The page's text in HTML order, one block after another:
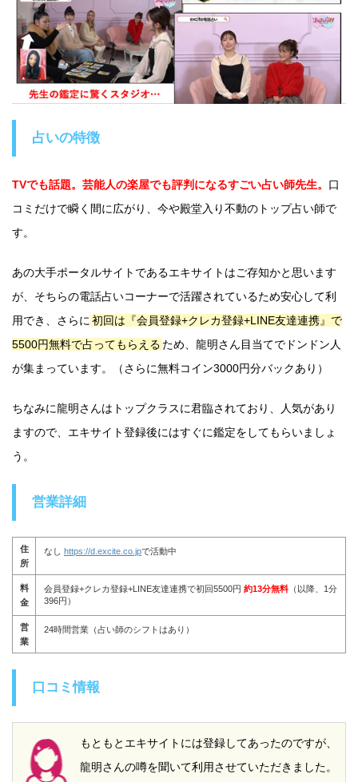
占いの特徴
TVでも話題。芸能人の楽屋でも評判になるすごい占い師先生。 口
コミだけで瞬く間に広がり、今や殿堂入り不動のトップ占い師で
す。
あの大手ポータルサイトであるエキサイトはご存知かと思います
が、そちらの電話占いコーナーで活躍されているため安心して利
用でき、さらに 初回は『会員登録+クレカ登録+LINE友達連携』で
5500円無料で占ってもらえる ため、龍明さん目当てでドンドン人
が集まっています。（さらに無料コイン3000円分バックあり）
ちなみに龍明さんはトップクラスに君臨されており、人気があり
ますので、エキサイト登録後にはすぐに鑑定をしてもらいましょ
う。
営業詳細
住
所
なし https://d.excite.co.jpで活動中
料
金
会員登録+クレカ登録+LINE友達連携で初回5500円 約13分無料 （以降、1分
396円）
営
業
24時間営業（占い師のシフトはあり）
口コミ情報
もともとエキサイトには登録してあったのですが、
龍明さんの噂を聞いて利用させていただきました。